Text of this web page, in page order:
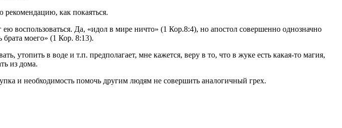
как покаяться.
воспользоваться. Да, «идол в мире ничто» (1 Кор.8:4), но апостол совершенно однозначно
брата моего» (1 Кор. 8:13).
утопить в воде и т.п. предполагает, мне кажется, веру в то, что в жуке есть какая-то магия,
из дома.
и необходимость помочь другим людям не совершить аналогичный грех.